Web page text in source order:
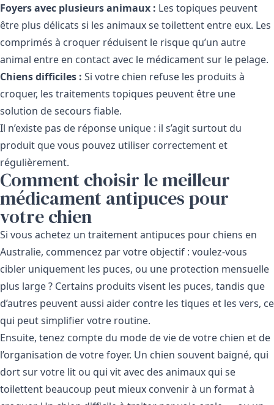
Foyers avec plusieurs animaux : Les topiques peuvent
être plus délicats si les animaux se toilettent entre eux. Les
comprimés à croquer réduisent le risque qu’un autre
animal entre en contact avec le médicament sur le pelage.
Chiens difficiles : Si votre chien refuse les produits à
croquer, les traitements topiques peuvent être une
solution de secours fiable.
Il n’existe pas de réponse unique : il s’agit surtout du
produit que vous pouvez utiliser correctement et
régulièrement.
Comment choisir le meilleur
médicament antipuces pour
votre chien
Si vous achetez un traitement antipuces pour chiens en
Australie, commencez par votre objectif : voulez-vous
cibler uniquement les puces, ou une protection mensuelle
plus large ? Certains produits visent les puces, tandis que
d’autres peuvent aussi aider contre les tiques et les vers, ce
qui peut simplifier votre routine.
Ensuite, tenez compte du mode de vie de votre chien et de
l’organisation de votre foyer. Un chien souvent baigné, qui
dort sur votre lit ou qui vit avec des animaux qui se
toilettent beaucoup peut mieux convenir à un format à